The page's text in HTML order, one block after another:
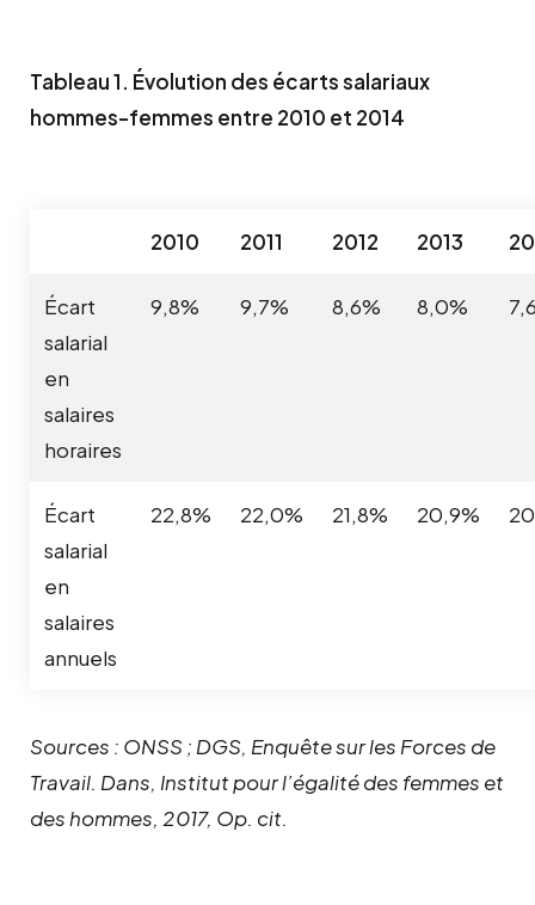
Tableau 1. Évolution des écarts salariaux
hommes-femmes entre 2010 et 2014
2010 2011 2012 2013
Écart
salarial
en
salaires
horaires
9,8% 9,7% 8,6% 8,0%
Écart
salarial
en
salaires
annuels
22,8% 22,0% 21,8% 20,9%
Sources : ONSS ; DGS, Enquête sur les Forces de
Travail. Dans, Institut pour l’égalité des femmes et
des hommes, 2017, Op. cit.